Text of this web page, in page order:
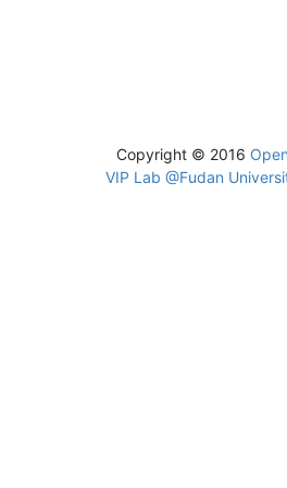
Copyright © 2016
VIP Lab @Fudan